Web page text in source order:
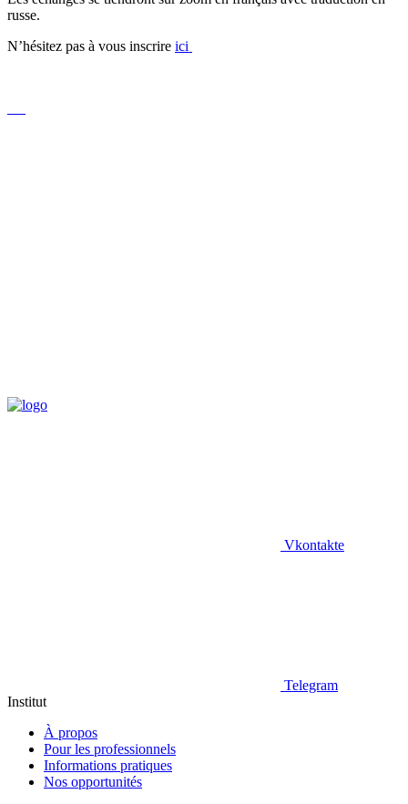
russe.
N’hésitez pas à vous inscrire ici
Vkontakte
Telegram
Institut
À propos
Pour les professionnels
Informations pratiques
Nos opportunités